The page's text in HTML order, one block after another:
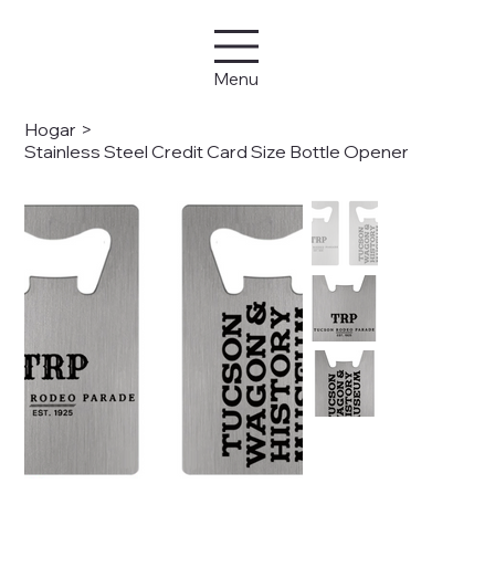
Menu
Hogar >
Stainless Steel Credit Card Size Bottle Opener